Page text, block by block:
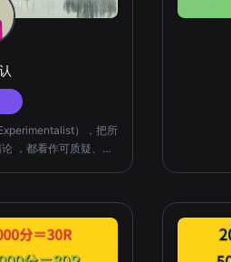
），把所
，都看作可质疑、可
派。